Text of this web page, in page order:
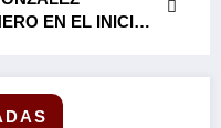
EN EL INICIO